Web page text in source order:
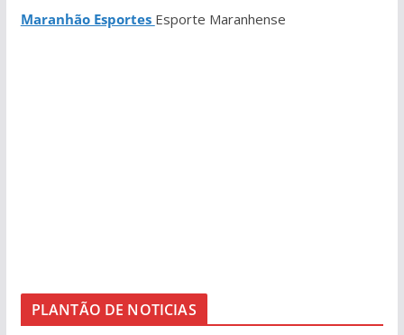
Maranhão Esportes Esporte Maranhense
PLANTÃO DE NOTICIAS